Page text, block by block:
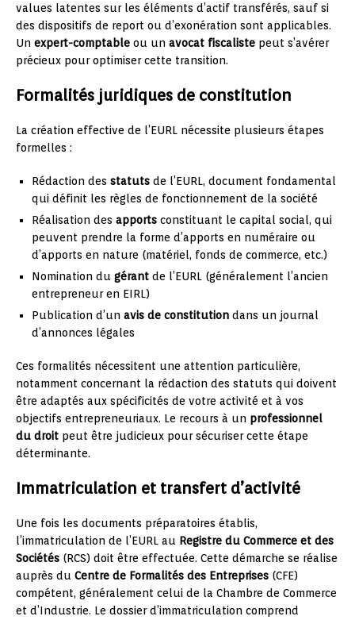
values latentes sur les éléments d’actif transférés, sauf si
des dispositifs de report ou d’exonération sont applicables.
Un expert-comptable ou un avocat fiscaliste peut s’avérer
précieux pour optimiser cette transition.
Formalités juridiques de constitution
La création effective de l’EURL nécessite plusieurs étapes
formelles :
Rédaction des statuts de l’EURL, document fondamental
qui définit les règles de fonctionnement de la société
Réalisation des apports constituant le capital social, qui
peuvent prendre la forme d’apports en numéraire ou
d’apports en nature (matériel, fonds de commerce, etc.)
Nomination du gérant de l’EURL (généralement l’ancien
entrepreneur en EIRL)
Publication d’un avis de constitution dans un journal
d’annonces légales
Ces formalités nécessitent une attention particulière,
notamment concernant la rédaction des statuts qui doivent
être adaptés aux spécificités de votre activité et à vos
objectifs entrepreneuriaux. Le recours à un professionnel
du droit peut être judicieux pour sécuriser cette étape
déterminante.
Immatriculation et transfert d’activité
Une fois les documents préparatoires établis,
l’immatriculation de l’EURL au Registre du Commerce et des
Sociétés (RCS) doit être effectuée. Cette démarche se réalise
auprès du Centre de Formalités des Entreprises (CFE)
compétent, généralement celui de la Chambre de Commerce
et d’Industrie. Le dossier d’immatriculation comprend